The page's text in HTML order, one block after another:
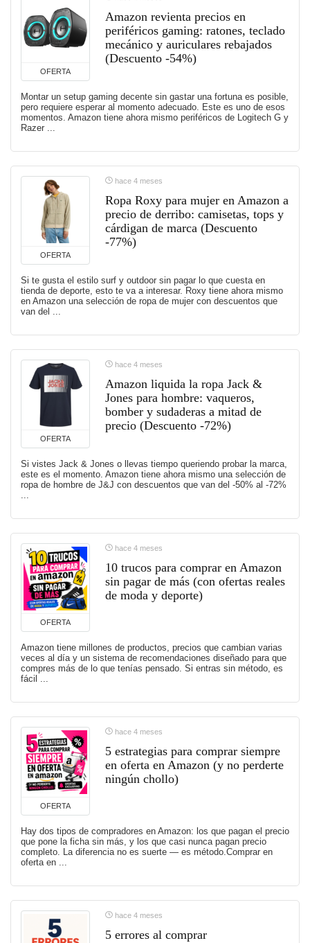
OFERTA
Amazon revienta precios en
periféricos gaming: ratones, teclado
mecánico y auriculares rebajados
(Descuento -54%)
Montar un setup gaming decente sin gastar una fortuna es posible,
pero requiere esperar al momento adecuado. Este es uno de esos
momentos. Amazon tiene ahora mismo periféricos de Logitech G y
Razer ...
OFERTA
hace 4 meses
Ropa Roxy para mujer en Amazon a
precio de derribo: camisetas, tops y
cárdigan de marca (Descuento
-77%)
Si te gusta el estilo surf y outdoor sin pagar lo que cuesta en
tienda de deporte, esto te va a interesar. Roxy tiene ahora mismo
en Amazon una selección de ropa de mujer con descuentos que
van del ...
OFERTA
hace 4 meses
Amazon liquida la ropa Jack &
Jones para hombre: vaqueros,
bomber y sudaderas a mitad de
precio (Descuento -72%)
Si vistes Jack & Jones o llevas tiempo queriendo probar la marca,
este es el momento. Amazon tiene ahora mismo una selección de
ropa de hombre de J&J con descuentos que van del -50% al -72%
...
OFERTA
hace 4 meses
10 trucos para comprar en Amazon
sin pagar de más (con ofertas reales
de moda y deporte)
Amazon tiene millones de productos, precios que cambian varias
veces al día y un sistema de recomendaciones diseñado para que
compres más de lo que tenías pensado. Si entras sin método, es
fácil ...
OFERTA
hace 4 meses
5 estrategias para comprar siempre
en oferta en Amazon (y no perderte
ningún chollo)
Hay dos tipos de compradores en Amazon: los que pagan el precio
que pone la ficha sin más, y los que casi nunca pagan precio
completo. La diferencia no es suerte — es método.Comprar en
oferta en ...
hace 4 meses
5 errores al comprar